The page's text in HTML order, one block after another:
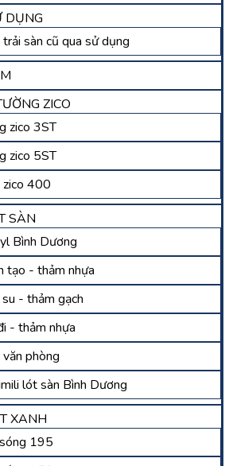
DỤNG
sàn cũ qua sử dụng
ZICO
zico 3ST
zico 5ST
zico 400
SÀN
Bình Dương
tạo - thảm nhựa
- thảm gạch
- thảm nhựa
phòng
lót sàn Bình Dương
XANH
195